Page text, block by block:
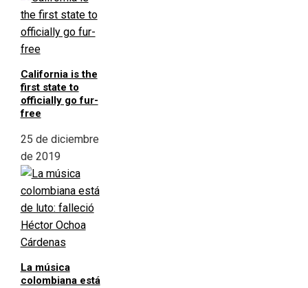
California is the
first state to
officially go fur-
free
25 de diciembre
de 2019
La música
colombiana está